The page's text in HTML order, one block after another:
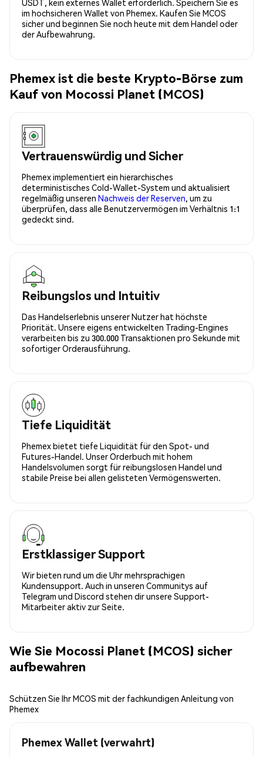
USDT, kein externes Wallet erforderlich. Speichern Sie es
im hochsicheren Wallet von Phemex. Kaufen Sie MCOS
sicher und beginnen Sie noch heute mit dem Handel oder
der Aufbewahrung.
Phemex ist die beste Krypto-Börse zum
Kauf von Mocossi Planet (MCOS)
Vertrauenswürdig und Sicher
Phemex implementiert ein hierarchisches
deterministisches Cold-Wallet-System und aktualisiert
regelmäßig unseren Nachweis der Reserven, um zu
überprüfen, dass alle Benutzervermögen im Verhältnis 1:1
gedeckt sind.
Reibungslos und Intuitiv
Das Handelserlebnis unserer Nutzer hat höchste
Priorität. Unsere eigens entwickelten Trading-Engines
verarbeiten bis zu 300.000 Transaktionen pro Sekunde mit
sofortiger Orderausführung.
Tiefe Liquidität
Phemex bietet tiefe Liquidität für den Spot- und
Futures-Handel. Unser Orderbuch mit hohem
Handelsvolumen sorgt für reibungslosen Handel und
stabile Preise bei allen gelisteten Vermögenswerten.
Erstklassiger Support
Wir bieten rund um die Uhr mehrsprachigen
Kundensupport. Auch in unseren Communitys auf
Telegram und Discord stehen dir unsere Support-
Mitarbeiter aktiv zur Seite.
Wie Sie Mocossi Planet (MCOS) sicher
aufbewahren
Schützen Sie Ihr MCOS mit der fachkundigen Anleitung von
Phemex
Phemex Wallet (verwahrt)